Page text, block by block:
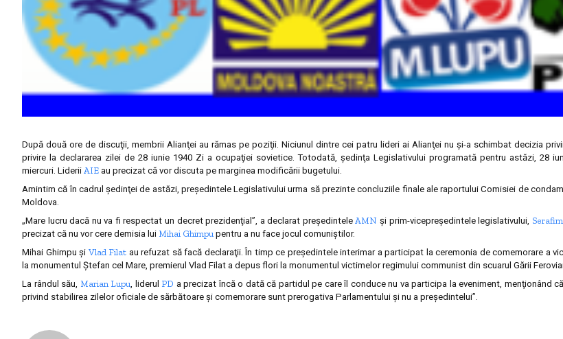
După două ore de discuţii, membrii Alianţei au rămas pe poziţii. Niciunul dintre cei patru lideri ai Alianţei nu şi-a schimbat decizia
privire la declararea zilei de 28 iunie 1940 Zi a ocupaţiei sovietice. Totodată, şedinţa Legislativului programată pentru astăzi, 28
miercuri. Liderii AIE au precizat că vor discuta pe marginea modificării bugetului.
Amintim că în cadrul şedinţei de astăzi, preşedintele Legislativului urma să prezinte concluziile finale ale raportului Comisiei de
Moldova.
„Mare lucru dacă nu va fi respectat un decret prezidenţial”, a declarat preşedinteleAMN şi prim-vicepreşedintele legislativului,
precizat că nu vor cere demisia lui Mihai Ghimpu pentru a nu face jocul comuniştilor.
Mihai Ghimpu şi Vlad Filat au refuzat să facă declaraţii. În timp ce preşedintele interimar a participat la ceremonia de comemorare a
la monumentul Ştefan cel Mare, premierul Vlad Filat a depus flori la monumentul victimelor regimului communist din scuarul Gării
La rândul său, Marian Lupu, liderul PD a precizat încă o dată că partidul pe care îl conduce nu va participa la eveniment, menţionând
privind stabilirea zilelor oficiale de sărbătoare şi comemorare sunt prerogativa Parlamentului şi nu a preşedintelui”.